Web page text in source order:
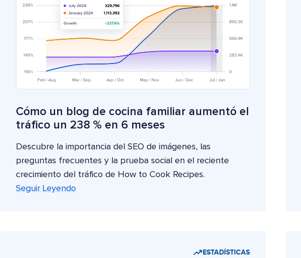
Cómo un blog de cocina familiar aumentó el
tráfico un 238 % en 6 meses
Descubre la importancia del SEO de imágenes, las
preguntas frecuentes y la prueba social en el reciente
crecimiento del tráfico de How to Cook Recipes.
Seguir Leyendo
ESTADÍSTICAS